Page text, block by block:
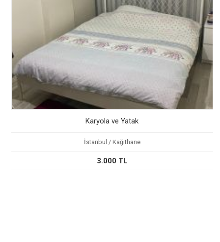
Karyola ve Yatak
İstanbul / Kağıthane
3.000 TL